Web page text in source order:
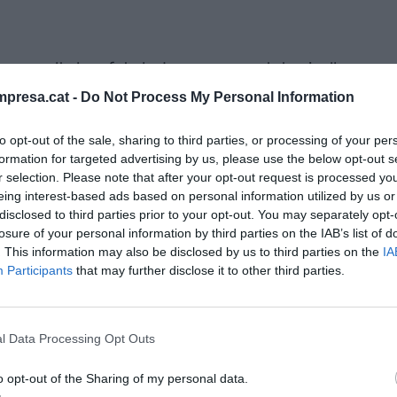
- Do Not Process My Personal Information
opt-out of the sale, sharing to third parties, or processing of your
for targeted advertising by us, please use the below opt-out
selection. Please note that after your opt-out request is processed
interest-based ads based on personal information utilized by us
to third parties prior to your opt-out. You may separately
of your personal information by third parties on the IAB’s list of
This information may also be disclosed by us to third parties on the
Participants that may further disclose it to other third parties.
Data Processing Opt Outs
opt-out of the Sharing of my personal data.
molts han fet els darrers anys a tots nivells;
de les causes d'aquesta dinàmica
el descens del preu dels combustibles que ha
les polítiques de liquiditat del BCE que han
elles poden canviar sobtadament en funció
només ens queda la reducció dels costos
a millores de productivitat, però tot ens diu que
de sous, i per tant dolenta.
de la crisi, em fa molta por que ens porti a
fortes desigualtats
pitjors salaris), s'incrementi molt la precarietat
es dificulti per a més gent l'accés a un